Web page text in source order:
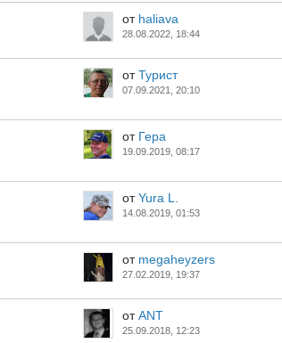
от haliava
28.08.2022, 18:44
отТурист
07.09.2021, 20:10
от Геpа
19.09.2019, 08:17
отYura L.
14.08.2019, 01:53
от megaheyzers
27.02.2019, 19:37
отANT
25.09.2018, 12:23